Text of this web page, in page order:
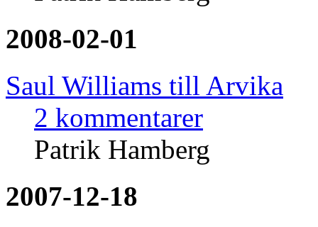
2008-02-01
Saul Williams till Arvika
2 kommentarer
Patrik Hamberg
2007-12-18